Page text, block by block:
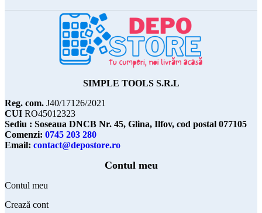
SIMPLE TOOLS S.R.L
Reg. com. J40/17126/2021
CUI RO45012323
Sediu : Soseaua DNCB Nr. 45, Glina, Ilfov, cod postal 077105
Comenzi: 0745 203 280
Email: contact@depostore.ro
Contul meu
Contul meu
Crează cont